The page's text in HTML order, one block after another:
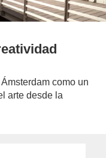
como un
arte desde la